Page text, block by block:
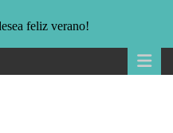
feliz verano!